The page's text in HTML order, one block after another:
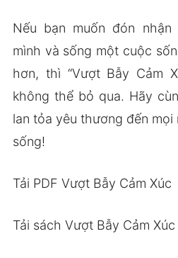
Nếu bạn muốn đón
mình và sống một cuộc
hơn, thì “Vượt Bẫy Cảm
không thể bỏ qua. Hãy
lan tỏa yêu thương đến
sống!
Tải PDF Vượt Bẫy Cảm Xúc
Tải sách Vượt Bẫy Cảm Xúc